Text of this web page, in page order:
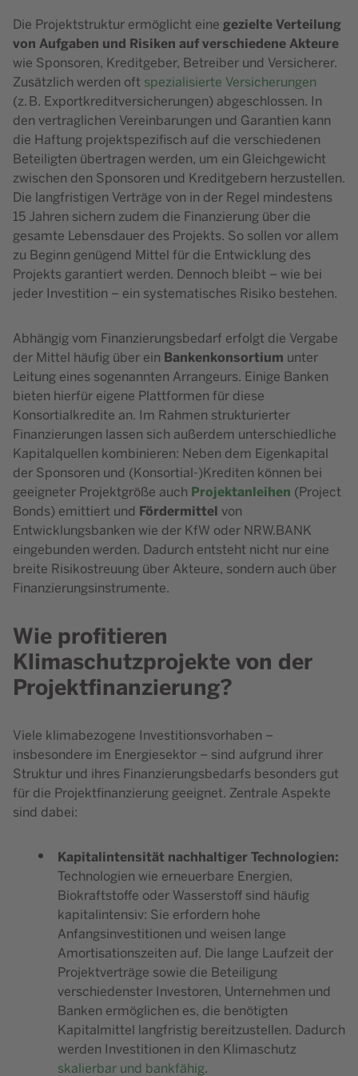
Die Projektstruktur ermöglicht eine gezielte Verteilung
von Aufgaben und Risiken auf verschiedene Akteure
wie Sponsoren, Kreditgeber, Betreiber und Versicherer.
Zusätzlich werden oft spezialisierte Versicherungen
(z. B. Exportkreditversicherungen) abgeschlossen. In
den vertraglichen Vereinbarungen und Garantien kann
die Haftung projektspezifisch auf die verschiedenen
Beteiligten übertragen werden, um ein Gleichgewicht
zwischen den Sponsoren und Kreditgebern herzustellen.
Die langfristigen Verträge von in der Regel mindestens
15 Jahren sichern zudem die Finanzierung über die
gesamte Lebensdauer des Projekts. So sollen vor allem
zu Beginn genügend Mittel für die Entwicklung des
Projekts garantiert werden. Dennoch bleibt – wie bei
jeder Investition – ein systematisches Risiko bestehen.
Abhängig vom Finanzierungsbedarf erfolgt die Vergabe
der Mittel häufig über ein Bankenkonsortium unter
Leitung eines sogenannten Arrangeurs. Einige Banken
bieten hierfür eigene Plattformen für diese
Konsortialkredite an. Im Rahmen strukturierter
Finanzierungen lassen sich außerdem unterschiedliche
Kapitalquellen kombinieren: Neben dem Eigenkapital
der Sponsoren und (Konsortial-)Krediten können bei
geeigneter Projektgröße auch Projektanleihen (Project
Bonds) emittiert und Fördermittel von
Entwicklungsbanken wie der KfW oder NRW.BANK
eingebunden werden. Dadurch entsteht nicht nur eine
breite Risikostreuung über Akteure, sondern auch über
Finanzierungsinstrumente.
Wie profitieren
Klimaschutzprojekte von der
Projektfinanzierung?
Viele klimabezogene Investitionsvorhaben –
insbesondere im Energiesektor – sind aufgrund ihrer
Struktur und ihres Finanzierungsbedarfs besonders gut
für die Projektfinanzierung geeignet. Zentrale Aspekte
sind dabei:
Kapitalintensität nachhaltiger Technologien:
Technologien wie erneuerbare Energien,
Biokraftstoffe oder Wasserstoff sind häufig
kapitalintensiv: Sie erfordern hohe
Anfangsinvestitionen und weisen lange
Amortisationszeiten auf. Die lange Laufzeit der
Projektverträge sowie die Beteiligung
verschiedenster Investoren, Unternehmen und
Banken ermöglichen es, die benötigten
Kapitalmittel langfristig bereitzustellen. Dadurch
werden Investitionen in den Klimaschutz
skalierbar und bankfähig.